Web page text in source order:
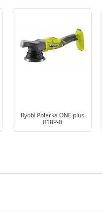
Ryobi Polerka ONE plus
R18P-0